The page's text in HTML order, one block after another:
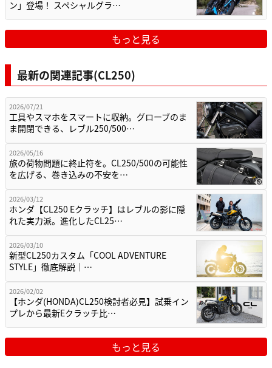
ン」登場！ スペシャルグラ…
もっと見る
最新の関連記事(CL250)
2026/07/21
工具やスマホをスマートに収納。グローブのま
ま開閉できる、レブル250/500…
2026/05/16
旅の荷物問題に終止符を。CL250/500の可能性
を広げる、巻き込みの不安を…
2026/03/12
ホンダ【CL250 Eクラッチ】はレブルの影に隠
れた実力派。進化したCL25…
2026/03/10
新型CL250カスタム「COOL ADVENTURE
STYLE」徹底解説｜…
2026/02/02
【ホンダ(HONDA)CL250検討者必見】試乗イン
プレから最新Eクラッチ比…
もっと見る